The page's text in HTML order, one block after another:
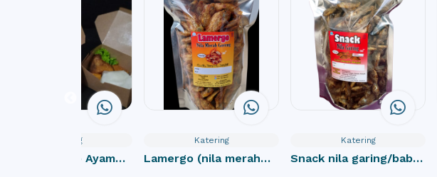
Katering
Lengkap Ayam
Katering
Lamergo (nila merah
Katering
Snack nila garing/baby